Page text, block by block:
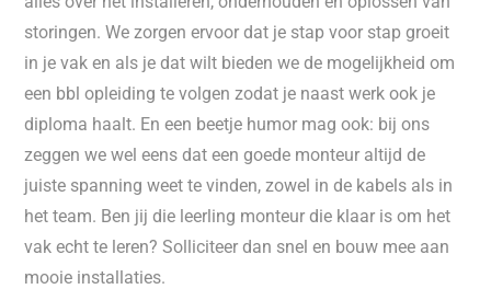
storingen. We zorgen ervoor dat je stap voor stap groeit
in je vak en als je dat wilt bieden we de mogelijkheid om
een bbl opleiding te volgen zodat je naast werk ook je
diploma haalt. En een beetje humor mag ook: bij ons
zeggen we wel eens dat een goede monteur altijd de
juiste spanning weet te vinden, zowel in de kabels als in
het team. Ben jij die leerling monteur die klaar is om het
vak echt te leren? Solliciteer dan snel en bouw mee aan
mooie installaties.